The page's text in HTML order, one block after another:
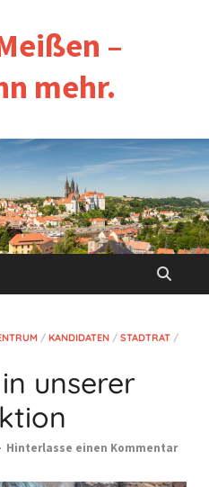
–
mehr.
/ KANDIDATEN / STADTRAT /
unserer
Hinterlasse einen Kommentar